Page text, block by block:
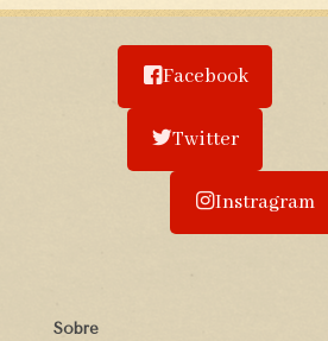
Facebook
Twitter
Instragram
Sobre